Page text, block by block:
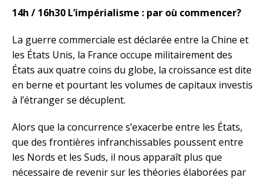
14h / 16h30 L’impérialisme : par où commencer?
La guerre commerciale est déclarée entre la Chine et
les États Unis, la France occupe militairement des
États aux quatre coins du globe, la croissance est dite
en berne et pourtant les volumes de capitaux investis
à l’étranger se décuplent.
Alors que la concurrence s’exacerbe entre les États,
que des frontières infranchissables poussent entre
les Nords et les Suds, il nous apparaît plus que
nécessaire de revenir sur les théories élaborées par